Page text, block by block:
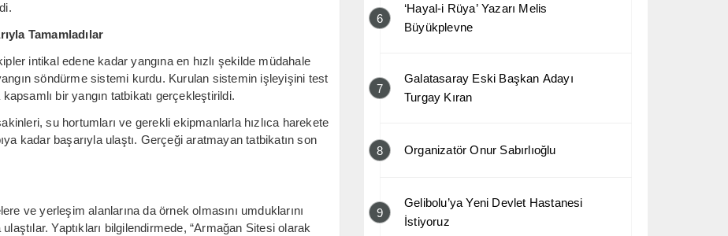
Tamamladılar
intikal edene kadar yangına en hızlı şekilde müdahale
söndürme sistemi kurdu. Kurulan sistemin işleyişini test
bir yangın tatbikatı gerçekleştirildi.
su hortumları ve gerekli ekipmanlarla hızlıca harekete
kadar başarıyla ulaştı. Gerçeği aratmayan tatbikatın son
ve yerleşim alanlarına da örnek olmasını umduklarını
Yaptıkları bilgilendirmede, “Armağan Sitesi olarak
6
‘Hayal-i Rüya’ Yazarı Melis
Büyükplevne
7
Galatasaray Eski Başkan Adayı
Turgay Kıran
8 Organizatör Onur Sabırlıoğlu
9
Gelibolu’ya Yeni Devlet Hastanesi
İstiyoruz